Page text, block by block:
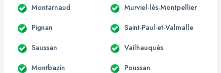
Montarnaud Murviel-lès-Montpellier
Pignan Saint-Paul-et-Valmalle
Saussan Vailhauquès
Montbazin Poussan